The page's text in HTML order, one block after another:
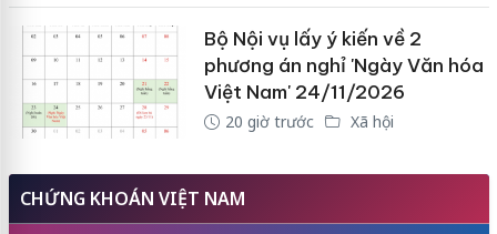
Bộ Nội vụ lấy ý kiến về 2
phương án nghỉ 'Ngày Văn hóa
Việt Nam' 24/11/2026
20 giờ trước Xã hội
CHỨNG KHOÁN VIỆT NAM